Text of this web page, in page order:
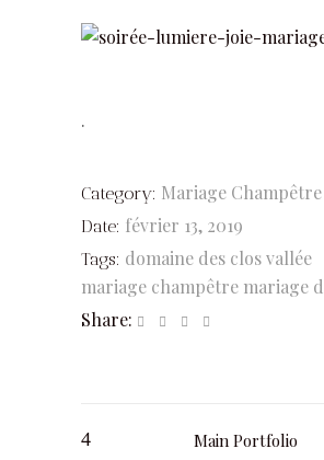
.
Category: Mariage Champêtre
Date: février 13, 2019
Tags: domaine des clos vallée
mariage champêtre mariage
Share:
Main Portfolio